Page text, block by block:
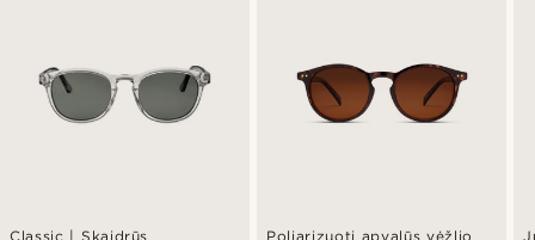
Classic | Skaidrūs Poliarizuoti apvalūs vėžlio